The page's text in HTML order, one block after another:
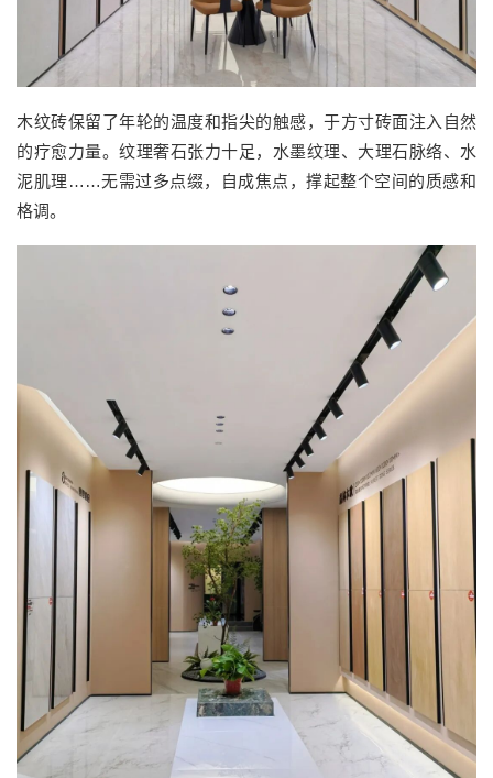
木纹砖保留了年轮的温度和指尖的触感，于方寸砖面注入自然
的疗愈力量。纹理奢石张力十足，水墨纹理、大理石脉络、水
泥肌理……无需过多点缀，自成焦点，撑起整个空间的质感和
格调。